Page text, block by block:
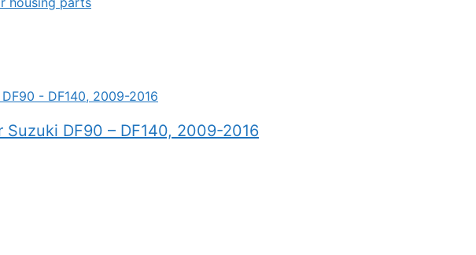
Suzuki DF90 – DF140, 2009-2016